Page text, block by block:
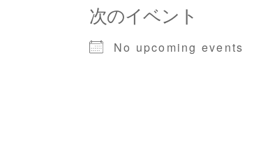
次のイベント
No upcoming events